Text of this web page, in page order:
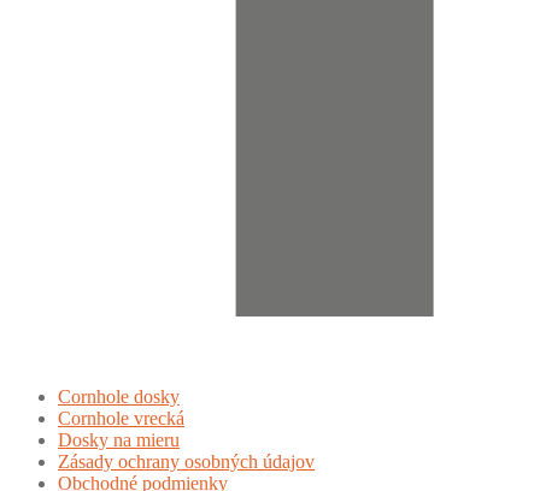
Cornhole dosky
Cornhole vrecká
Dosky na mieru
Zásady ochrany osobných údajov
Obchodné podmienky